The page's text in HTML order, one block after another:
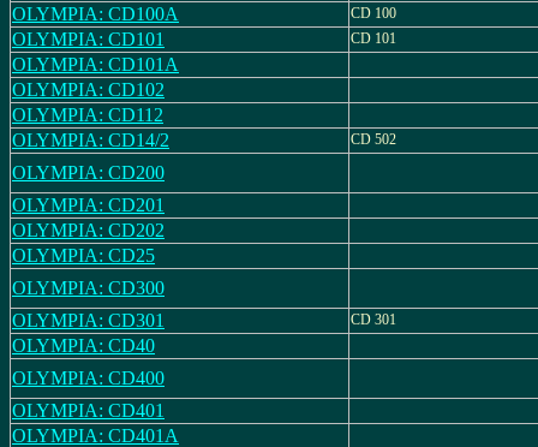
OLYMPIA: CD100A
CD 100
OLYMPIA: CD101 CD 101
OLYMPIA: CD101A
OLYMPIA: CD102
OLYMPIA: CD112
OLYMPIA: CD14/2
CD 502
OLYMPIA: CD200
OLYMPIA: CD201
OLYMPIA: CD202
OLYMPIA: CD25
OLYMPIA: CD300
OLYMPIA: CD301
CD 301
OLYMPIA: CD40
OLYMPIA: CD400
OLYMPIA: CD401
OLYMPIA: CD401A